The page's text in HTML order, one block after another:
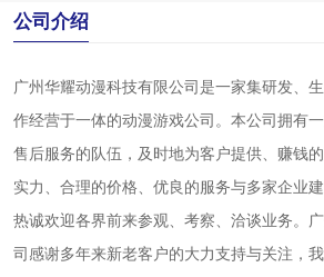
公司介绍
广州华耀动漫科技有限公司是一家集研发、
作经营于一体的动漫游戏公司。本公司拥有
售后服务的队伍，及时地为客户提供、赚钱
实力、合理的价格、优良的服务与多家企业
热诚欢迎各界前来参观、考察、洽谈业务。
司感谢多年来新老客户的大力支持与关注，
娃娃机回收
模拟机回收 儿童
游戏厅回收 *机回